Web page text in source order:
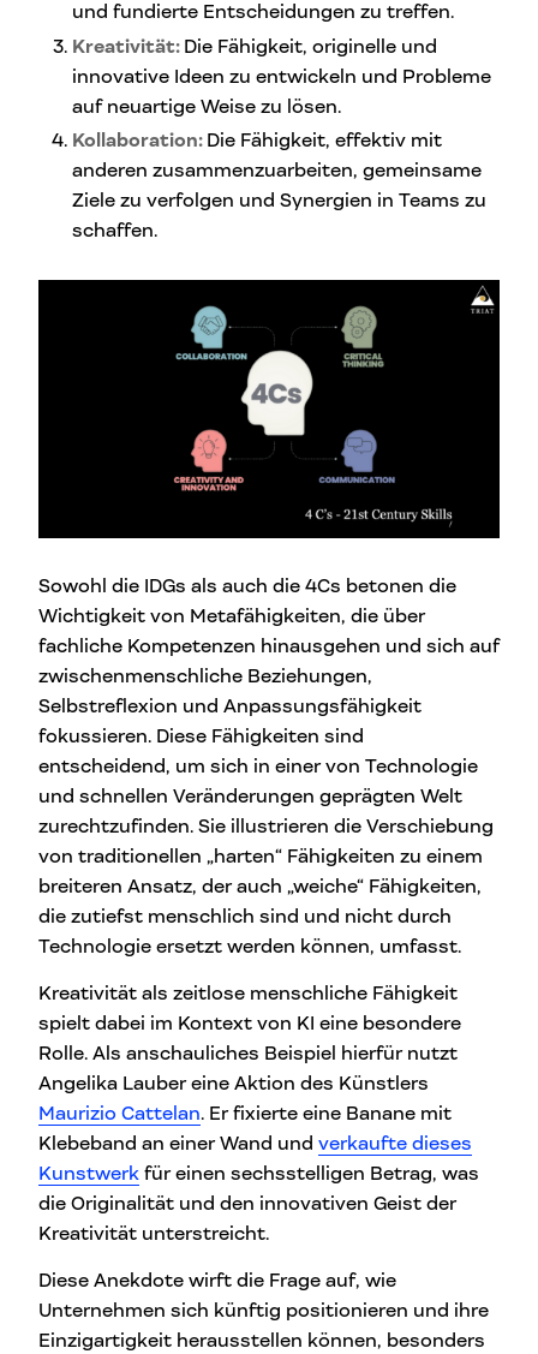
und fundierte Entscheidungen zu treffen.
Kreativität: Die Fähigkeit, originelle und
innovative Ideen zu entwickeln und Probleme
auf neuartige Weise zu lösen.
Kollaboration: Die Fähigkeit, effektiv mit
anderen zusammenzuarbeiten, gemeinsame
Ziele zu verfolgen und Synergien in Teams zu
schaffen.
Sowohl die IDGs als auch die 4Cs betonen die
Wichtigkeit von Metafähigkeiten, die über
fachliche Kompetenzen hinausgehen und sich auf
zwischenmenschliche Beziehungen,
Selbstreflexion und Anpassungsfähigkeit
fokussieren. Diese Fähigkeiten sind
entscheidend, um sich in einer von Technologie
und schnellen Veränderungen geprägten Welt
zurechtzufinden. Sie illustrieren die Verschiebung
von traditionellen „harten“ Fähigkeiten zu einem
breiteren Ansatz, der auch „weiche“ Fähigkeiten,
die zutiefst menschlich sind und nicht durch
Technologie ersetzt werden können, umfasst.
Kreativität als zeitlose menschliche Fähigkeit
spielt dabei im Kontext von KI eine besondere
Rolle. Als anschauliches Beispiel hierfür nutzt
Angelika Lauber eine Aktion des Künstlers
Maurizio Cattelan. Er fixierte eine Banane mit
Klebeband an einer Wand und verkaufte dieses
Kunstwerk für einen sechsstelligen Betrag, was
die Originalität und den innovativen Geist der
Kreativität unterstreicht.
Diese Anekdote wirft die Frage auf, wie
Unternehmen sich künftig positionieren und ihre
Einzigartigkeit herausstellen können, besonders